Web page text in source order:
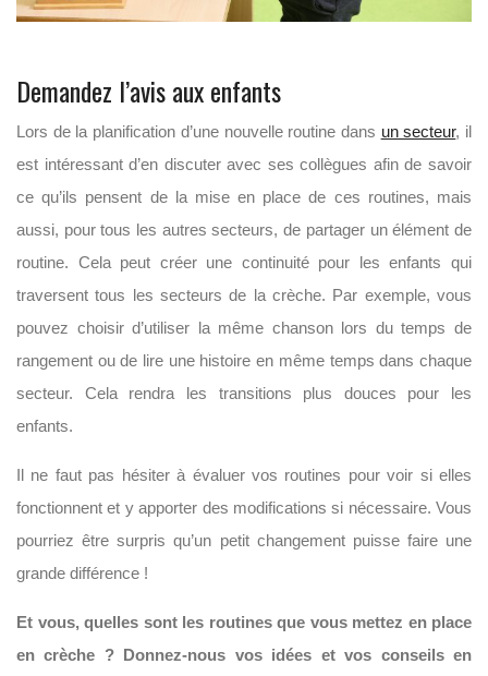
Demandez l’avis aux enfants
Lors de la planification d’une nouvelle routine dans un secteur, il
est intéressant d’en discuter avec ses collègues afin de savoir
ce qu’ils pensent de la mise en place de ces routines, mais
aussi, pour tous les autres secteurs, de partager un élément de
routine. Cela peut créer une continuité pour les enfants qui
traversent tous les secteurs de la crèche. Par exemple, vous
pouvez choisir d’utiliser la même chanson lors du temps de
rangement ou de lire une histoire en même temps dans chaque
secteur. Cela rendra les transitions plus douces pour les
enfants.
Il ne faut pas hésiter à évaluer vos routines pour voir si elles
fonctionnent et y apporter des modifications si nécessaire. Vous
pourriez être surpris qu’un petit changement puisse faire une
grande différence !
Et vous, quelles sont les routines que vous mettez en place
en crèche ? Donnez-nous vos idées et vos conseils en